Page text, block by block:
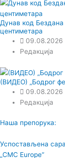
Дунав код Бездана
центиметара
09.08.2026
Редакција
(ВИДЕО) „Бодрог
09.08.2026
Редакција
Наша препорука:
Успостављена
„CMC Europe“